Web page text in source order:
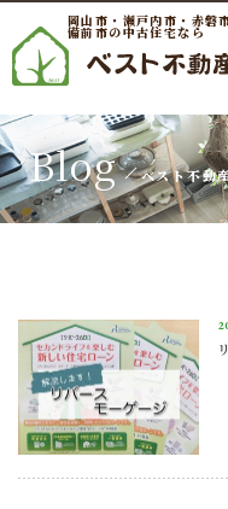
岡山市・瀬戸内市・赤磐
備前市の中古住宅なら
Blog ベスト不動